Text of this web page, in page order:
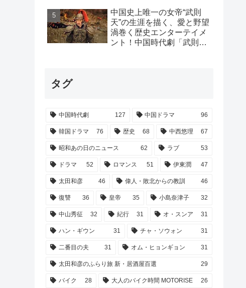
プスティック」
中国史上唯一の女帝“武則
天”の生涯を描く、愛と野望
渦巻く歴史エンターテイメ
ント！中国時代劇「武則天
タグ
中国時代劇 127 中国ドラマ 96
韓国ドラマ 76 歴史 68 中西悠理 67
昭和あの日のニュース 62 ラブ 53
ドラマ 52 ロマンス 51 伊東潤 47
太田和彦 46 偉人・敗北からの教訓 46
復讐 36 皇帝 35 小島奈津子 32
中山秀征 32 紀行 31 オ・スンア 31
ハン・ギウン 31 チャ・ソウォン 31
二番目の夫 31 オム・ヒョンギョン 31
太田和彦のふらり旅 新・居酒屋百選 29
バイク 28 大人のバイク時間 MOTORISE 26